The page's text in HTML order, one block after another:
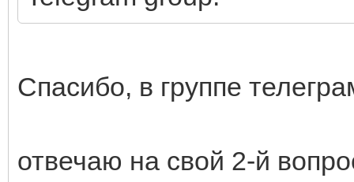
Спасибо, в группе
отвечаю на свой 2-й